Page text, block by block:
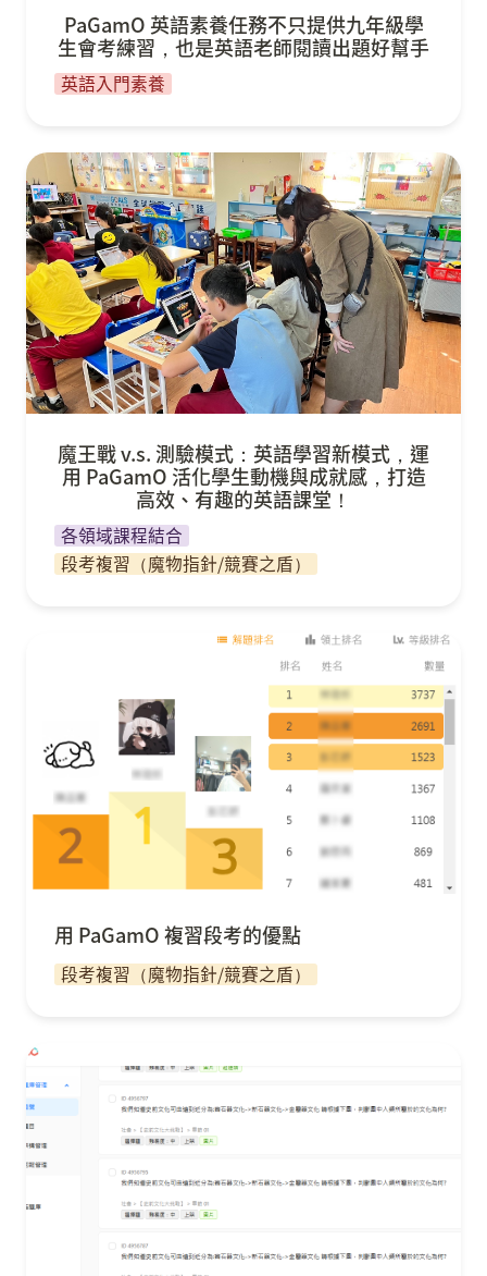
PaGamO 英語素養任務不只提供九年級學
生會考練習，也是英語老師閱讀出題好幫手
英語入門素養
魔王戰 v.s. 測驗模式：英語學習新模式，運用
PaGamO 活化學生動機與成就感，打造高效、有趣
的英語課堂！
魔王戰 v.s. 測驗模式：英語學習新模式，運
用 PaGamO 活化學生動機與成就感，打造
高效、有趣的英語課堂！
各領域課程結合
段考複習（魔物指針/競賽之盾）
用 PaGamO 複習段考的優點
用 PaGamO 複習段考的優點
段考複習（魔物指針/競賽之盾）
【PaGamO X 自主學習】在社會課堂的實務應用!